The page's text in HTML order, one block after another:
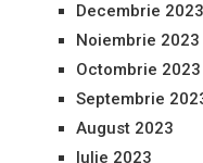
Decembrie 2023
Noiembrie 2023
Octombrie 2023
Septembrie
August 2023
Iulie 2023